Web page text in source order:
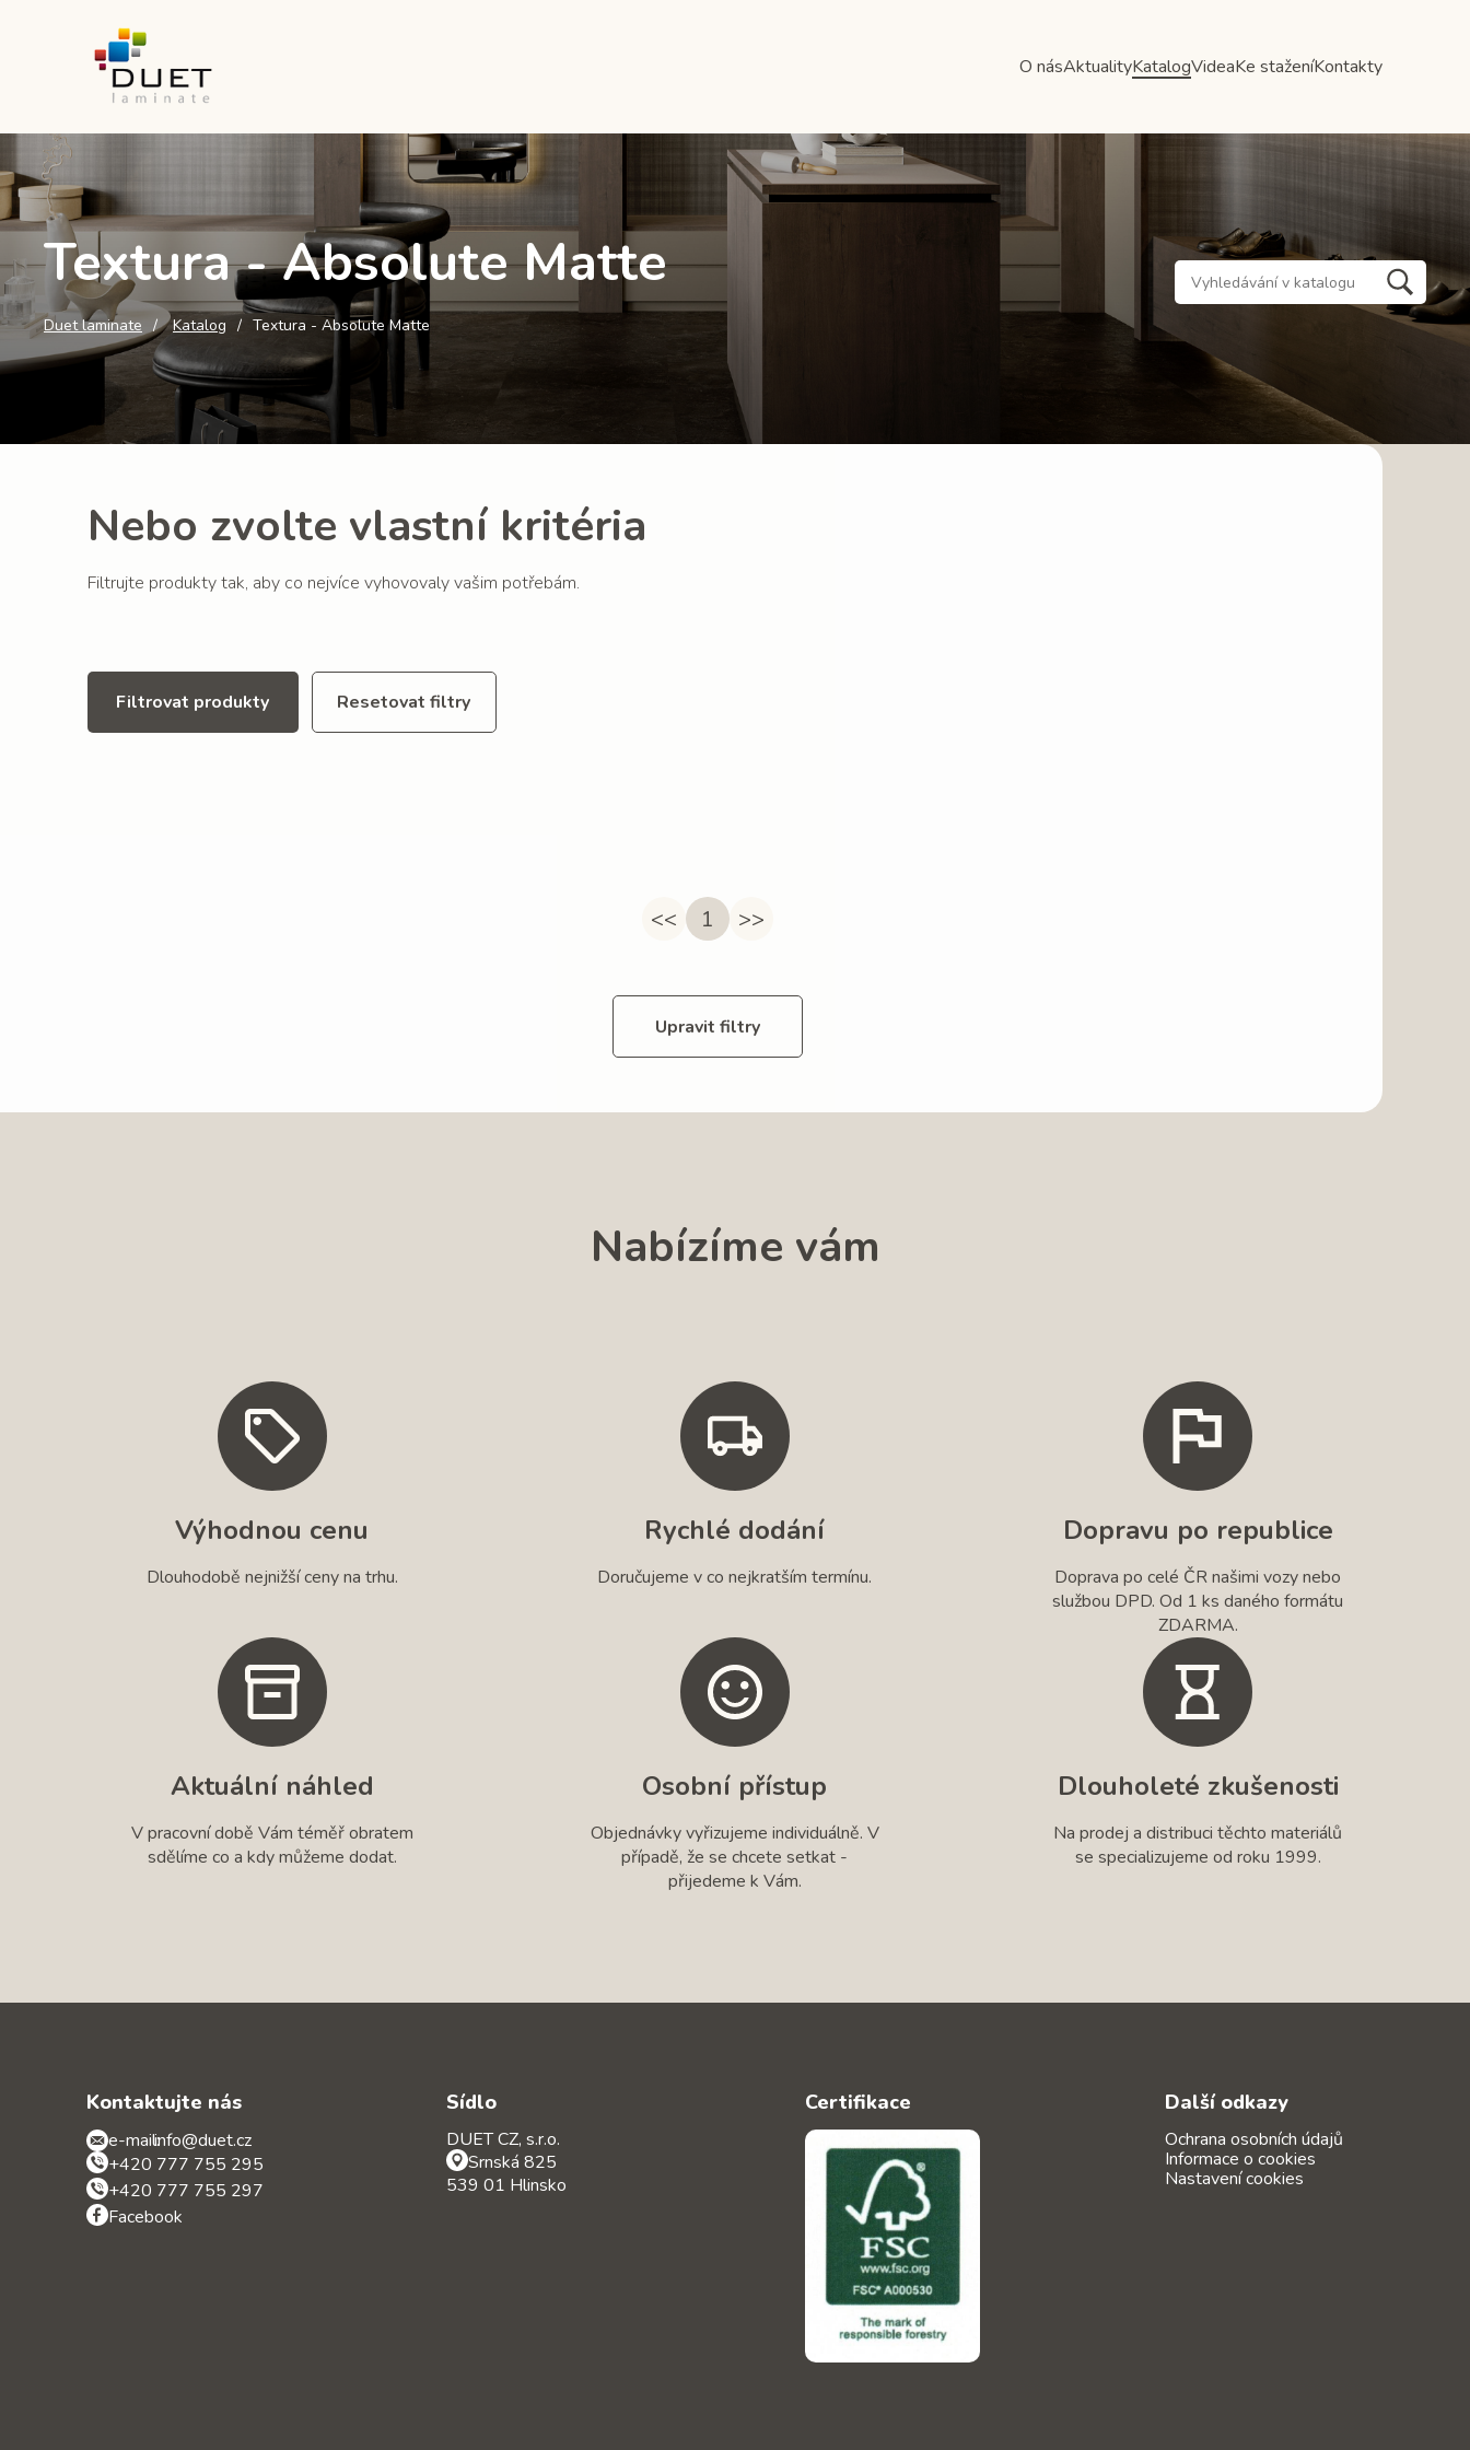
O násAktualityKatalogVideaKe staženíKontakty
Textura - Absolute Matte
Duet laminate Katalog Textura - Absolute Matte
Nebo zvolte vlastní kritéria
Filtrujte produkty tak, aby co nejvíce vyhovovaly vašim potřebám.
Filtrovat produkty Resetovat filtry
<< 1 >>
Upravit filtry
Nabízíme vám
Výhodnou cenu
Dlouhodobě nejnižší ceny na trhu.
Rychlé dodání
Doručujeme v co nejkratším termínu.
Dopravu po republice
Doprava po celé ČR našimi vozy nebo
službou DPD. Od 1 ks daného formátu
ZDARMA.
Aktuální náhled
V pracovní době Vám téměř obratem
sdělíme co a kdy můžeme dodat.
Osobní přístup
Objednávky vyřizujeme individuálně. V
případě, že se chcete setkat -
přijedeme k Vám.
Dlouholeté zkušenosti
Na prodej a distribuci těchto materiálů
se specializujeme od roku 1999.
Kontaktujte nás
e-mail:info@duet.cz
+420 777 755 295
+420 777 755 297
Facebook
Sídlo
DUET CZ, s.r.o.
Srnská 825
539 01 Hlinsko
Certifikace Další odkazy
Ochrana osobních údajů
Informace o cookies
Nastavení cookies